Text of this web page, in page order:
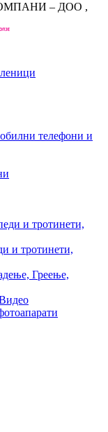
– ДОО ,
телефони и
и тротинети,
Греење,